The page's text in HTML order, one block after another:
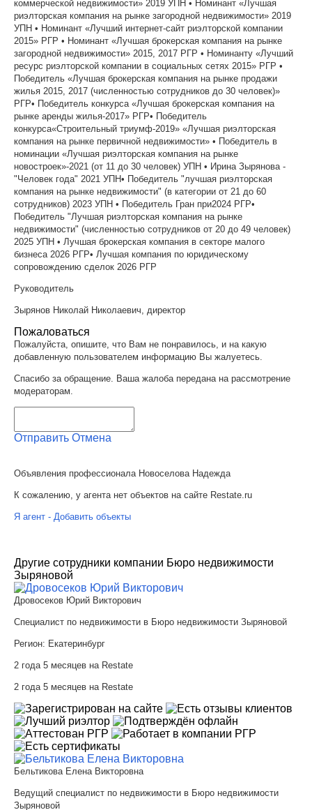
коммерческой недвижимости» 2019 УПН • Номинант «Лучшая
риэлторская компания на рынке загородной недвижимости» 2019
УПН • Номинант «Лучший интернет-сайт риэлторской компании
2015» РГР • Номинант «Лучшая брокерская компания на рынке
загородной недвижимости» 2015, 2017 РГР • Номинанту «Лучший
ресурс риэлторской компании в социальных сетях 2015» РГР •
Победитель «Лучшая брокерская компания на рынке продажи
жилья 2015, 2017 (численностью сотрудников до 30 человек)»
РГР• Победитель конкурса «Лучшая брокерская компания на
рынке аренды жилья-2017» РГР• Победитель
конкурса«Строительный триумф-2019» «Лучшая риэлторская
компания на рынке первичной недвижимости» • Победитель в
номинации «Лучшая риэлторская компания на рынке
новостроек»-2021 (от 11 до 30 человек) УПН • Ирина Зырянова -
"Человек года" 2021 УПН• Победитель "лучшая риэлторская
компания на рынке недвижимости" (в категории от 21 до 60
сотрудников) 2023 УПН • Победитель Гран при2024 РГР•
Победитель "Лучшая риэлторская компания на рынке
недвижимости" (численностью сотрудников от 20 до 49 человек)
2025 УПН • Лучшая брокерская компания в секторе малого
бизнеса 2026 РГР• Лучшая компания по юридическому
сопровождению сделок 2026 РГР
Руководитель
Зырянов Николай Николаевич, директор
Пожаловаться
Пожалуйста, опишите, что Вам не понравилось, и на какую
добавленную пользователем информацию Вы жалуетесь.
Спасибо за обращение. Ваша жалоба передана на рассмотрение
модераторам.
Отправить Отмена
Объявления профессионала Новоселова Надежда
К сожалению, у агента нет объектов на сайте Restate.ru
Я агент - Добавить объекты
Другие сотрудники компании Бюро недвижимости
Зыряновой
Дровосеков Юрий Викторович
Специалист по недвижимости в Бюро недвижимости Зыряновой
Регион: Екатеринбург
2 года 5 месяцев на Restate
2 года 5 месяцев на Restate
Бельтикова Елена Викторовна
Ведущий специалист по недвижимости в Бюро недвижимости
Зыряновой